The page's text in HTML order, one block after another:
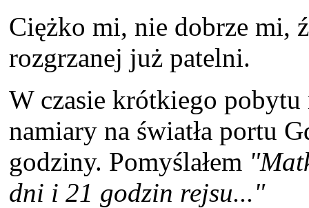
Ciężko mi, nie dobrze mi,
rozgrzanej już patelni.
W czasie krótkiego pobytu
namiary na światła portu
godziny. Pomyślałem
dni i 21 godzin rejsu..."